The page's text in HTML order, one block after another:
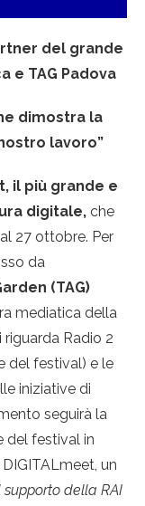
del grande
e TAG Padova
dimostra la
lavoro”
il più grande e
digitale, che
27 ottobre. Per
da
(TAG)
mediatica della
Radio 2
del festival) e le
iniziative di
seguirà la
del festival in
un
supporto della RAI